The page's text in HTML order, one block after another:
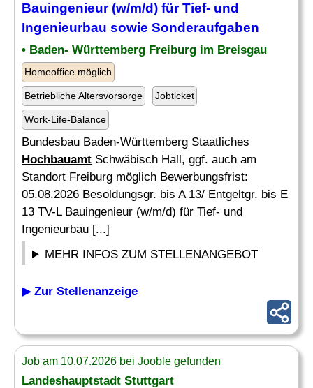
Bauingenieur (w/m/d) für Tief- und
Ingenieurbau sowie Sonderaufgaben
• Baden- Württemberg Freiburg im Breisgau
Homeoffice möglich
Betriebliche Altersvorsorge Jobticket
Work-Life-Balance
Bundesbau Baden-Württemberg Staatliches
Hochbauamt Schwäbisch Hall, ggf. auch am
Standort Freiburg möglich Bewerbungsfrist:
05.08.2026 Besoldungsgr. bis A 13/ Entgeltgr. bis E
13 TV-L Bauingenieur (w/m/d) für Tief- und
Ingenieurbau [...]
MEHR INFOS ZUM STELLENANGEBOT
▶ Zur Stellenanzeige
Job am 10.07.2026 bei Jooble gefunden
Landeshauptstadt Stuttgart